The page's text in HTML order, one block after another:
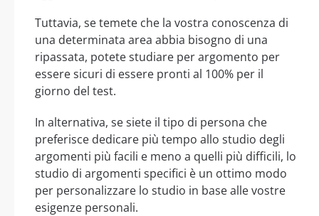
Tuttavia, se temete che la vostra conoscenza di
una determinata area abbia bisogno di una
ripassata, potete studiare per argomento per
essere sicuri di essere pronti al 100% per il
giorno del test.
In alternativa, se siete il tipo di persona che
preferisce dedicare più tempo allo studio degli
argomenti più facili e meno a quelli più difficili, lo
studio di argomenti specifici è un ottimo modo
per personalizzare lo studio in base alle vostre
esigenze personali.